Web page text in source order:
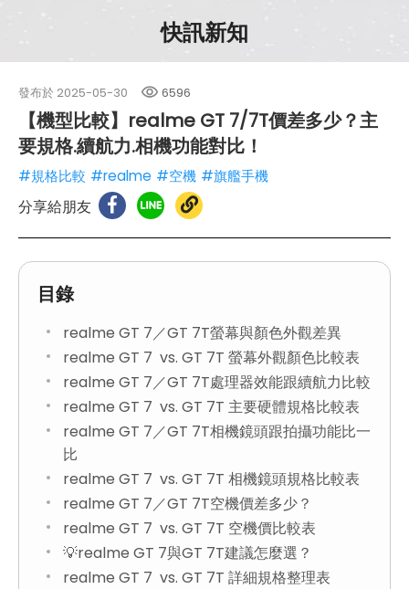
快訊新知
發布於 2025-05-30 6596
【機型比較】realme GT 7/7T價差多少？主
要規格.續航力.相機功能對比！
#規格比較 #realme #空機 #旗艦手機
分享給朋友
目錄
realme GT 7／GT 7T螢幕與顏色外觀差異
realme GT 7 vs. GT 7T 螢幕外觀顏色比較表
realme GT 7／GT 7T處理器效能跟續航力比較
realme GT 7 vs. GT 7T 主要硬體規格比較表
realme GT 7／GT 7T相機鏡頭跟拍攝功能比一
比
realme GT 7 vs. GT 7T 相機鏡頭規格比較表
realme GT 7／GT 7T空機價差多少？
realme GT 7 vs. GT 7T 空機價比較表
💡realme GT 7與GT 7T建議怎麼選？
realme GT 7 vs. GT 7T 詳細規格整理表